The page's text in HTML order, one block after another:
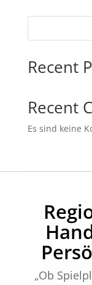
Recent
Recent
Es sind keine
„Ob